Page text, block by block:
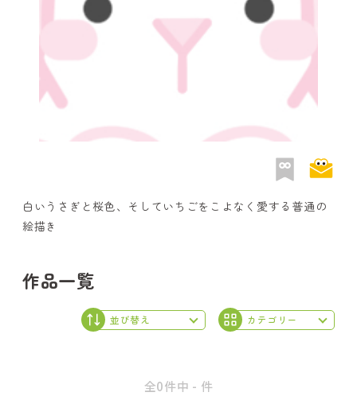
白いうさぎと桜色、そしていちごをこよなく愛する普通の
絵描き
作品一覧
全0件中 - 件